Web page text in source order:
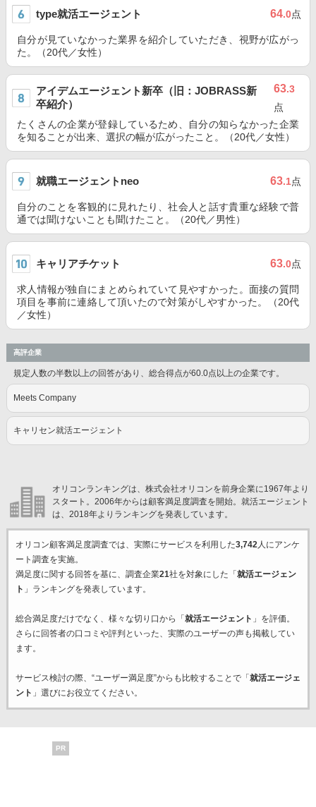
type就活エージェント 64.0点
自分が見ていなかった業界を紹介していただき、視野が広がっ
た。（20代／女性）
アイデムエージェント新卒（旧：JOBRASS新
卒紹介）
63.3
点
たくさんの企業が登録しているため、自分の知らなかった企業
を知ることが出来、選択の幅が広がったこと。（20代／女性）
就職エージェントneo 63.1点
自分のことを客観的に見れたり、社会人と話す貴重な経験で普
通では聞けないことも聞けたこと。（20代／男性）
キャリアチケット 63.0点
求人情報が独自にまとめられていて見やすかった。面接の質問
項目を事前に連絡して頂いたので対策がしやすかった。（20代
／女性）
高評企業
規定人数の半数以上の回答があり、総合得点が60.0点以上の企業です。
Meets Company
キャリセン就活エージェント
オリコンランキングは、株式会社オリコンを前身企業に1967年より
スタート。2006年からは顧客満足度調査を開始。就活エージェント
は、2018年よりランキングを発表しています。
オリコン顧客満足度調査では、実際にサービスを利用した3,742人にアンケ
ート調査を実施。
満足度に関する回答を基に、調査企業21社を対象にした「 就活エージェン
ト 」ランキングを発表しています。
総合満足度だけでなく、様々な切り口から「 就活エージェント 」を評価。
さらに回答者の口コミや評判といった、実際のユーザーの声も掲載してい
ます。
サービス検討の際、“ユーザー満足度”からも比較することで「 就活エージェ
ント 」選びにお役立てください。
PR